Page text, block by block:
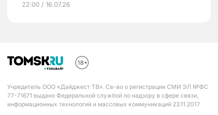
22:00 / 16.07.26
Учредитель ООО «Дайджест ТВ». Св-во о регистрации СМИ ЭЛ №ФС
77-71671 выдано Федеральной службой по надзору в сфере связи,
информационных технологий и массовых коммуникаций 23.11.2017